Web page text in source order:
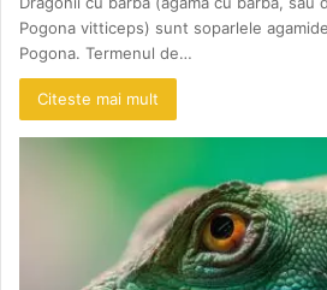
Pogona vitticeps) sunt soparlele
Pogona. Termenul de…
Citeste mai mult